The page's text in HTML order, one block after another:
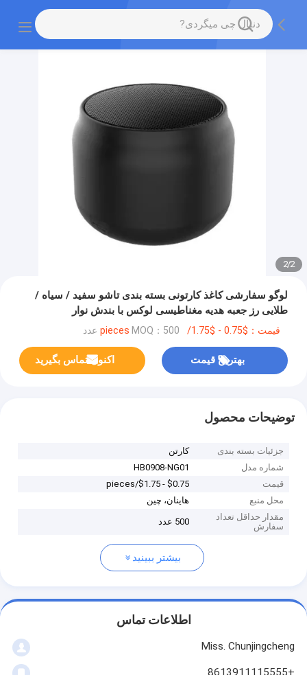
2
/
2
لوگو سفارشی کاغذ کارتونی بسته بندی تاشو سفید / سیاه /
طلایی رز جعبه هدیه مغناطیسی لوکس با بندش نوار
قیمت：$0.75 - $1.75/pieces MOQ：500 عدد
بهترین قیمت اکنون تماس بگیرید
توضیحات محصول
جزئیات بسته بندی
کارتن
شماره مدل
HB0908-NG01
قیمت
$0.75 - $1.75/pieces
محل منبع
هاینان، چین
مقدار حداقل تعداد
سفارش
500 عدد
بیشتر ببینید
اطلاعات تماس
Miss. Chunjingcheng
+8613911115555